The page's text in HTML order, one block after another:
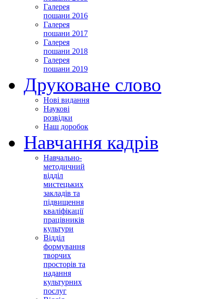
Галерея
пошани 2016
Галерея
пошани 2017
Галерея
пошани 2018
Галерея
пошани 2019
Друковане слово
Нові видання
Наукові
розвідки
Наш доробок
Навчання кадрів
Навчально-
методичний
відділ
мистецьких
закладів та
підвищення
кваліфікації
працівників
культури
Відділ
формування
творчих
просторів та
надання
культурних
послуг